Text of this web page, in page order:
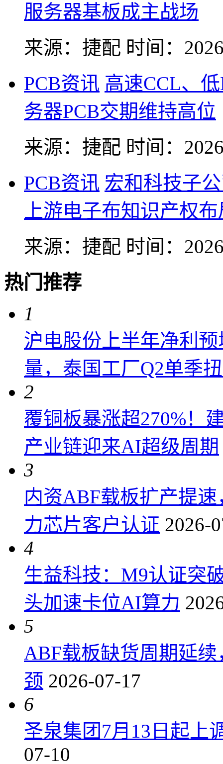
服务器基板成主战场
来源：捷配 时间：
PCB资讯 高速CCL、
务器PCB交期维持高位
来源：捷配 时间：
PCB资讯 宏和科技子
上游电子布知识产权
来源：捷配 时间：
热门推荐
1
沪电股份上半年净利
量，泰国工厂Q2单季
2
覆铜板暴涨超270%！
产业链迎来AI超级周期
3
内资ABF载板扩产提
力芯片客户认证 2026-
4
生益科技：M9认证突
头加速卡位AI算力
5
ABF载板缺货周期延
颈 2026-07-17
6
圣泉集团7月13日起上
07-10